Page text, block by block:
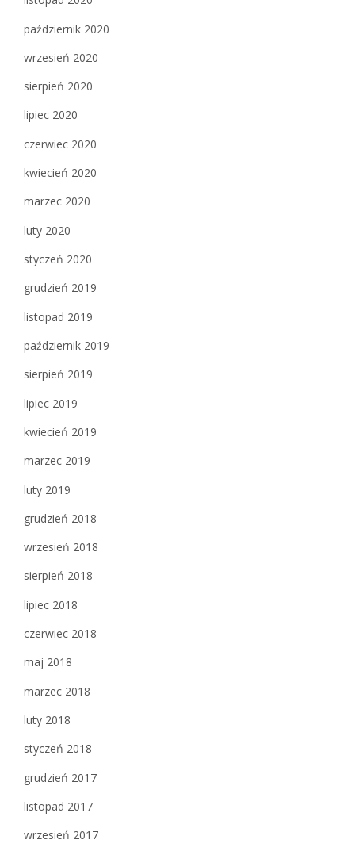
październik 2020
wrzesień 2020
sierpień 2020
lipiec 2020
czerwiec 2020
kwiecień 2020
marzec 2020
luty 2020
styczeń 2020
grudzień 2019
listopad 2019
październik 2019
sierpień 2019
lipiec 2019
kwiecień 2019
marzec 2019
luty 2019
grudzień 2018
wrzesień 2018
sierpień 2018
lipiec 2018
czerwiec 2018
maj 2018
marzec 2018
luty 2018
styczeń 2018
grudzień 2017
listopad 2017
wrzesień 2017